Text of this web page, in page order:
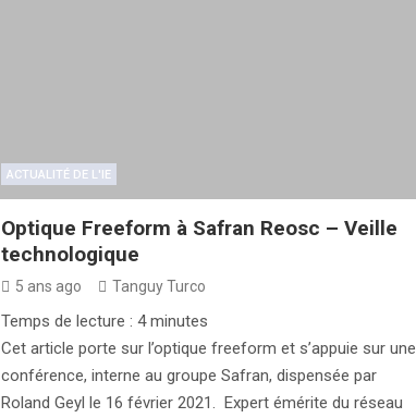
ACTUALITÉ DE L'IE
Optique Freeform à Safran Reosc – Veille
technologique
5 ans ago Tanguy Turco
Temps de lecture : 4 minutes
Cet article porte sur l’optique freeform et s’appuie sur une
conférence, interne au groupe Safran, dispensée par
Roland Geyl le 16 février 2021. Expert émérite du réseau